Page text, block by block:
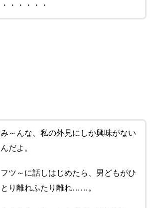
・・・・・・
み～んな、私の外見にしか興味がない
んだよ。
フツ～に話しはじめたら、男どもがひ
とり離れふたり離れ……。